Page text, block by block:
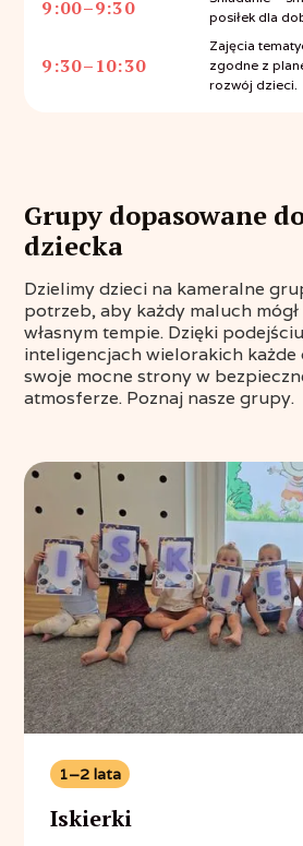
9:00–9:30
posiłek dla
9:30–10:30
Zajęcia
zgodne z
rozwój dzieci.
Grupy dopasowane
dziecka
Dzielimy dzieci na kameralne
potrzeb, aby każdy maluch
własnym tempie. Dzięki
inteligencjach wielorakich
swoje mocne strony w
atmosferze. Poznaj nasze grupy.
1–2 lata
Iskierki